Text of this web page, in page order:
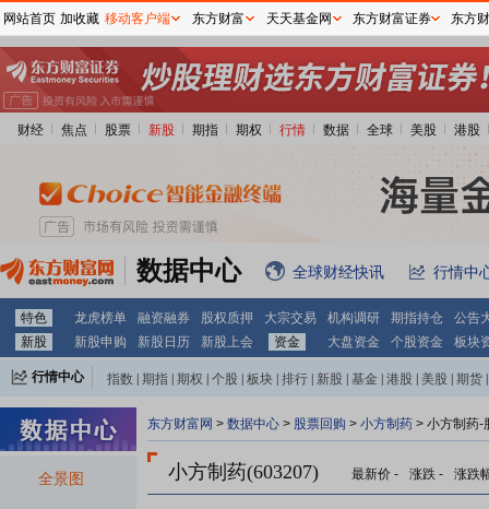
财经 焦点 股票 新股 期指 期权 行情 数据 全球 美股 港股
数据中心 全球财经快讯 行情中
特色 龙虎榜单 融资融券 股权质押 大宗交易 机构调研 期指持仓
公告
新股
新股申购 新股日历 新股上会 资金 大盘资金 个股资金 板块
行情中心 指数 期指 期权 个股 板块 排行 新股 基金 港股 美股 期货
全景图
东方财富网 > 数据中心 > 股票回购 > 小方制药 > 小方制药-
小方制药(603207) 最新价 - 涨跌 - 涨跌
网站首页 加收藏 移动客户端 东方财富 天天基金网 东方财富证券 东方